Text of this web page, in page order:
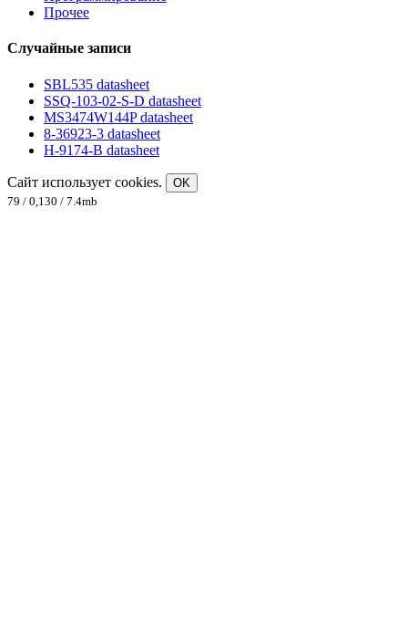
Прочее
Случайные записи
SBL535 datasheet
SSQ-103-02-S-D datasheet
MS3474W144P datasheet
8-36923-3 datasheet
H-9174-B datasheet
Сайт использует cookies.
OK
79 / 0,130 / 7.4mb